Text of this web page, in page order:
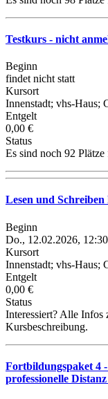
Testkurs - nicht
Beginn
findet nicht statt
Kursort
Innenstadt; vhs-Haus;
Entgelt
0,00 €
Status
Es sind noch 92 Plätze
Lesen und
Beginn
Do., 12.02.2026,
Kursort
Innenstadt; vhs-Haus;
Entgelt
0,00 €
Status
Interessiert? Alle
Kursbeschreibung.
Fortbildungspaket 4
professionelle